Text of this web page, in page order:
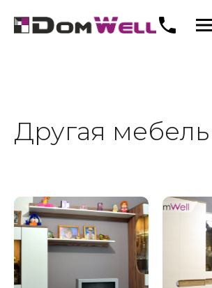
Другая мебель